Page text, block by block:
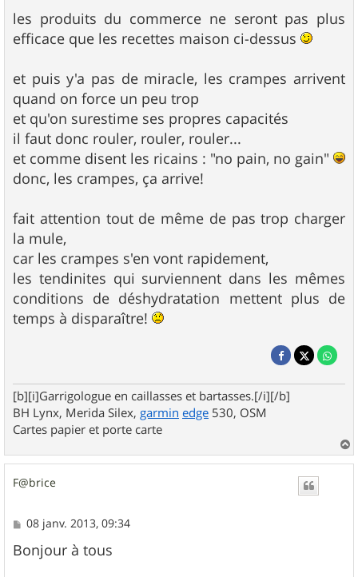
s
s
a
les produits du commerce ne seront pas plus
efficace que les recettes maison ci-dessus
et puis y'a pas de miracle, les crampes arrivent
quand on force un peu trop
et qu'on surestime ses propres capacités
il faut donc rouler, rouler, rouler...
et comme disent les ricains : "no pain, no gain"
donc, les crampes, ça arrive!
fait attention tout de même de pas trop charger
la mule,
car les crampes s'en vont rapidement,
les tendinites qui surviennent dans les mêmes
conditions de déshydratation mettent plus de
temps à disparaître!
[b][i]Garrigologue en caillasses et bartasses.[/i][/b]
BH Lynx, Merida Silex, garmin edge 530, OSM
Cartes papier et porte carte
a
u
F@brice
M
s
s
08 janv. 2013, 09:34
Bonjour à tous